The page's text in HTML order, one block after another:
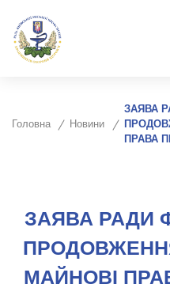
Головна Новини
ЗАЯВА
ПРАВА
ЗАЯВА РАДИ
МАЙНОВІ